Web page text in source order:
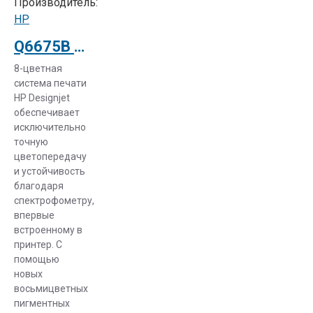
которых
особого
внимания
заслуживает
плоттер HP
500.
Этот
профессиональный
плоттер с
высоким
разрешением,
с
безупречным
фотографическим
качеством
отпечатка,
низкой
себестоимостью
печати
HP
Q6675B Струйный плоттер HP Designjet Z2100 GP 24 Photo Printer
8-цветная
система печати
НР Designjet
обеспечивает
исключительно
точную
цветопередачу
и устойчивость
благодаря
спектрофометру,
впервые
встроенному в
принтер. С
помощью
новых
восьмицветных
пигментных